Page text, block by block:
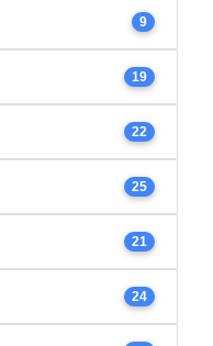
9
19
22
25
21
24